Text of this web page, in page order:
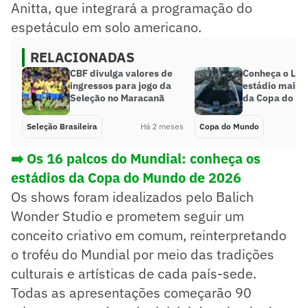
Anitta, que integrará a programação do
espetáculo em solo americano.
RELACIONADAS
CBF divulga valores de
ingressos para jogo da
Seleção no Maracanã
Seleção Brasileira Há 2 meses
Conheça o
estádio mais
da Copa do
Copa do Mundo
➡️ Os 16 palcos do Mundial: conheça os
estádios da Copa do Mundo de 2026
Os shows foram idealizados pelo Balich
Wonder Studio e prometem seguir um
conceito criativo em comum, reinterpretando
o troféu do Mundial por meio das tradições
culturais e artísticas de cada país-sede.
Todas as apresentações começarão 90